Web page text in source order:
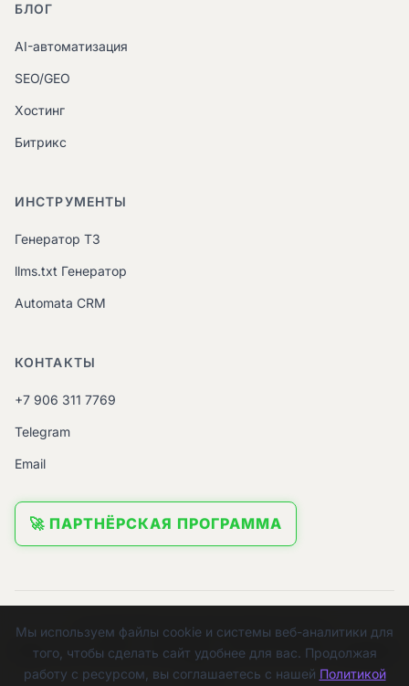
БЛОГ
AI-автоматизация
SEO/GEO
Хостинг
Битрикс
ИНСТРУМЕНТЫ
Генератор ТЗ
llms.txt Генератор
Automata CRM
КОНТАКТЫ
+7 906 311 7769
Telegram
Email
🚀 ПАРТНЁРСКАЯ ПРОГРАММА
© 2026 ИП Урядов Евгений Евгеньевич.
ИНН:645112058391 |ОГРНИП:312645301900058 |ОКВЭД:
62.09
Мы используем файлы cookie и системы веб-аналитики для
того, чтобы сделать сайт удобнее для вас. Продолжая
работу с ресурсом, вы соглашаетесь с нашей Политикой